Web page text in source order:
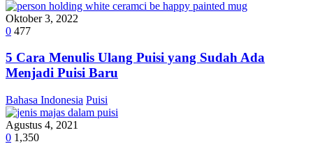
Oktober 3, 2022
0 477
5 Cara Menulis Ulang Puisi yang Sudah Ada
Menjadi Puisi Baru
Bahasa Indonesia Puisi
Agustus 4, 2021
0 1,350